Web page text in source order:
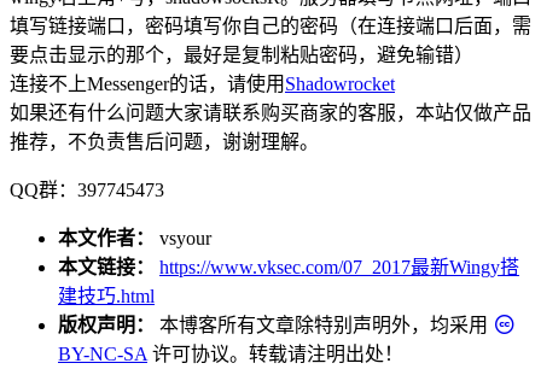
填写链接端口，密码填写你自己的密码（在连接端口后面，需
要点击显示的那个，最好是复制粘贴密码，避免输错）
连接不上Messenger的话，请使用 Shadowrocket
如果还有什么问题大家请联系购买商家的客服，本站仅做产品
推荐，不负责售后问题，谢谢理解。
QQ群：397745473
本文作者： vsyour
本文链接：
https://www.vksec.com/07_2017最新Wingy搭
建技巧.html
版权声明： 本博客所有文章除特别声明外，均采用
BY-NC-SA 许可协议。转载请注明出处！